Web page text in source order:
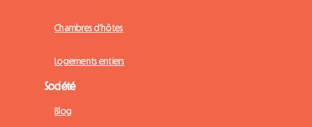
Chambres d'hôtes
Logements entiers
Société
Blog